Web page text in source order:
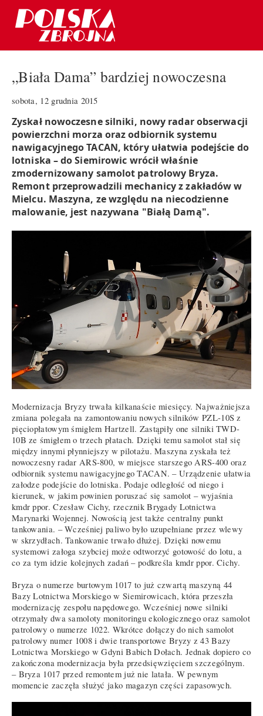
„Biała Dama” bardziej nowoczesna
sobota, 12 grudnia 2015
Zyskał nowoczesne silniki, nowy radar obserwacji
powierzchni morza oraz odbiornik systemu
nawigacyjnego TACAN, który ułatwia podejście do
lotniska – do Siemirowic wrócił właśnie
zmodernizowany samolot patrolowy Bryza.
Remont przeprowadzili mechanicy z zakładów w
Mielcu. Maszyna, ze względu na niecodzienne
malowanie, jest nazywana "Białą Damą".
Modernizacja Bryzy trwała kilkanaście miesięcy. Najważniejsza
zmiana polegała na zamontowaniu nowych silników PZL-10S z
pięciopłatowym śmigłem Hartzell. Zastąpiły one silniki TWD-
10B ze śmigłem o trzech płatach. Dzięki temu samolot stał się
między innymi płynniejszy w pilotażu. Maszyna zyskała też
nowoczesny radar ARS-800, w miejsce starszego ARS-400 oraz
odbiornik systemu nawigacyjnego TACAN. – Urządzenie ułatwia
załodze podejście do lotniska. Podaje odległość od niego i
kierunek, w jakim powinien poruszać się samolot – wyjaśnia
kmdr ppor. Czesław Cichy, rzecznik Brygady Lotnictwa
Marynarki Wojennej. Nowością jest także centralny punkt
tankowania. – Wcześniej paliwo było uzupełniane przez wlewy
w skrzydłach. Tankowanie trwało dłużej. Dzięki nowemu
systemowi załoga szybciej może odtworzyć gotowość do lotu, a
co za tym idzie kolejnych zadań – podkreśla kmdr ppor. Cichy.
Bryza o numerze burtowym 1017 to już czwartą maszyną 44
Bazy Lotnictwa Morskiego w Siemirowicach, która przeszła
modernizację zespołu napędowego. Wcześniej nowe silniki
otrzymały dwa samoloty monitoringu ekologicznego oraz samolot
patrolowy o numerze 1022. Wkrótce dołączy do nich samolot
patrolowy numer 1008 i dwie transportowe Bryzy z 43 Bazy
Lotnictwa Morskiego w Gdyni Babich Dołach. Jednak dopiero co
zakończona modernizacja była przedsięwzięciem szczególnym.
– Bryza 1017 przed remontem już nie latała. W pewnym
momencie zaczęła służyć jako magazyn części zapasowych.